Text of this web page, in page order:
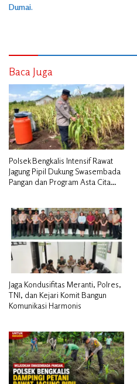
Dumai.
Baca Juga
Polsek Bengkalis Intensif Rawat
Jagung Pipil Dukung Swasembada
Pangan dan Program Asta Cita
Jaga Kondusifitas Meranti, Polres,
TNI, dan Kejari Komit Bangun
Komunikasi Harmonis